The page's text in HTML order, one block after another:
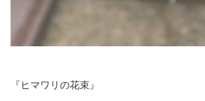
『ヒマワリの花束』